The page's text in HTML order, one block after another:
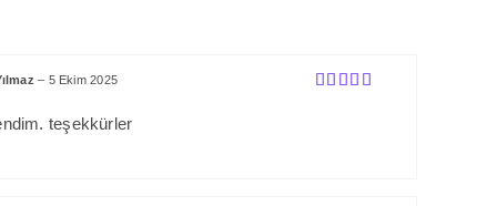
– 5 Ekim 2025
teşekkürler